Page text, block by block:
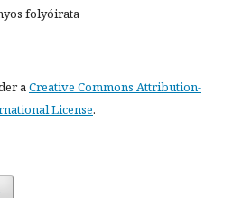
folyóirata
a Creative Commons Attribution-
License.